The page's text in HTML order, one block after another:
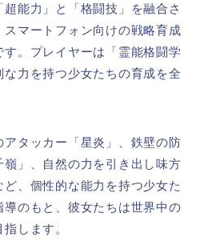
超能力」と「格闘技」を融合さ
マートフォン向けの戦略育成
。プレイヤーは「霊能格闘学
力を持つ少女たちの育成を全
タッカー「星炎」、鉄壁の防
」、自然の力を引き出し味方
、個性的な能力を持つ少女た
のもと、彼女たちは世界中の
します。